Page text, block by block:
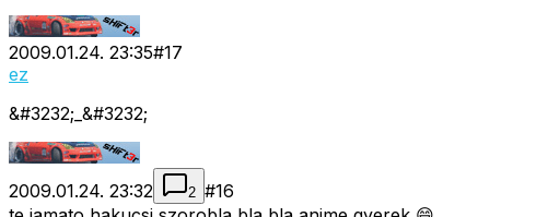
2009.01.24. 23:35#17
ez
&#3232;_&#3232;
2009.01.24. 23:32 2 #16